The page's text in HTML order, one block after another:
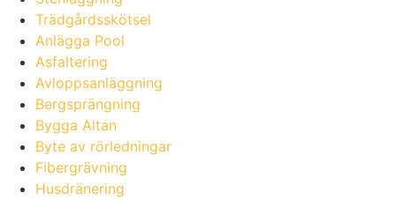
Trädgårdsskötsel
Anlägga Pool
Asfaltering
Avloppsanläggning
Bergsprängning
Bygga Altan
Byte av rörledningar
Fibergrävning
Husdränering